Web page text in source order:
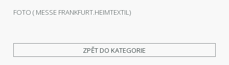
FOTO ( MESSE FRANKFURT.HEIMTEXTIL)
ZPĚT DO KATEGORIE